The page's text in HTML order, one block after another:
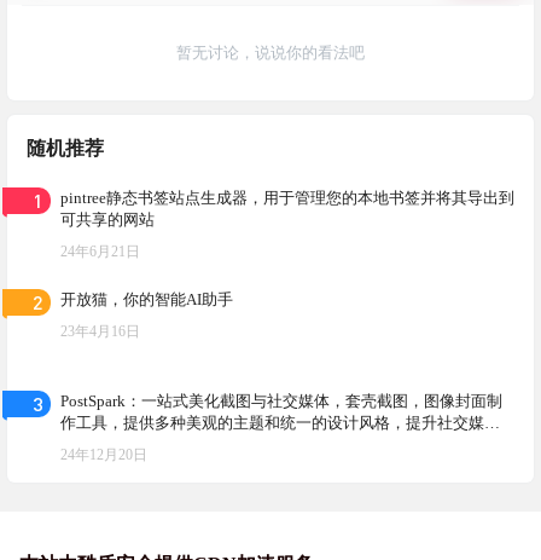
暂无讨论，说说你的看法吧
随机推荐
1
pintree静态书签站点生成器，用于管理您的本地书签并将其导出到
可共享的网站
24年6月21日
2 开放猫，你的智能AI助手
23年4月16日
3
PostSpark：一站式美化截图与社交媒体，套壳截图，图像封面制
作工具，提供多种美观的主题和统一的设计风格，提升社交媒体
内容的视觉效果
24年12月20日